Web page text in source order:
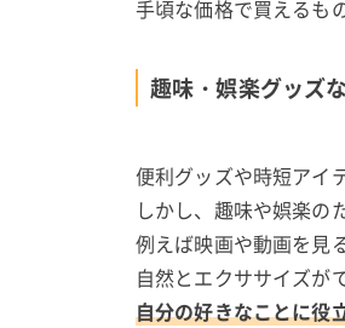
手頃な価格で買えるも
趣味・娯楽グッズ
便利グッズや時短アイ
しかし、趣味や娯楽の
例えば映画や動画を見
自然とエクササイズが
自分の好きなことに役